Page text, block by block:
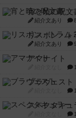
宵と暁の呪文
紹介文あり
リスボン・ト
紹介文あり
アマナイト
ブラヴェスト
スペクタキュ